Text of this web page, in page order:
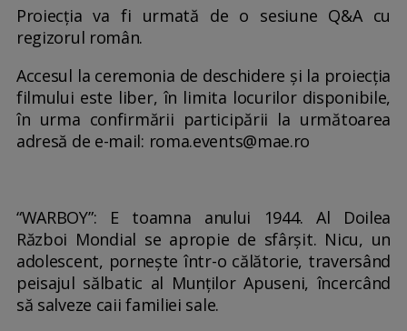
Proiecția va fi urmată de o sesiune Q&A cu
regizorul român.
Accesul la ceremonia de deschidere și la proiecția
filmului este liber, în limita locurilor disponibile,
în urma confirmării participării la următoarea
adresă de e-mail: roma.events@mae.ro
“WARBOY”: E toamna anului 1944. Al Doilea
Război Mondial se apropie de sfârșit. Nicu, un
adolescent, pornește într-o călătorie, traversând
peisajul sălbatic al Munților Apuseni, încercând
să salveze caii familiei sale.